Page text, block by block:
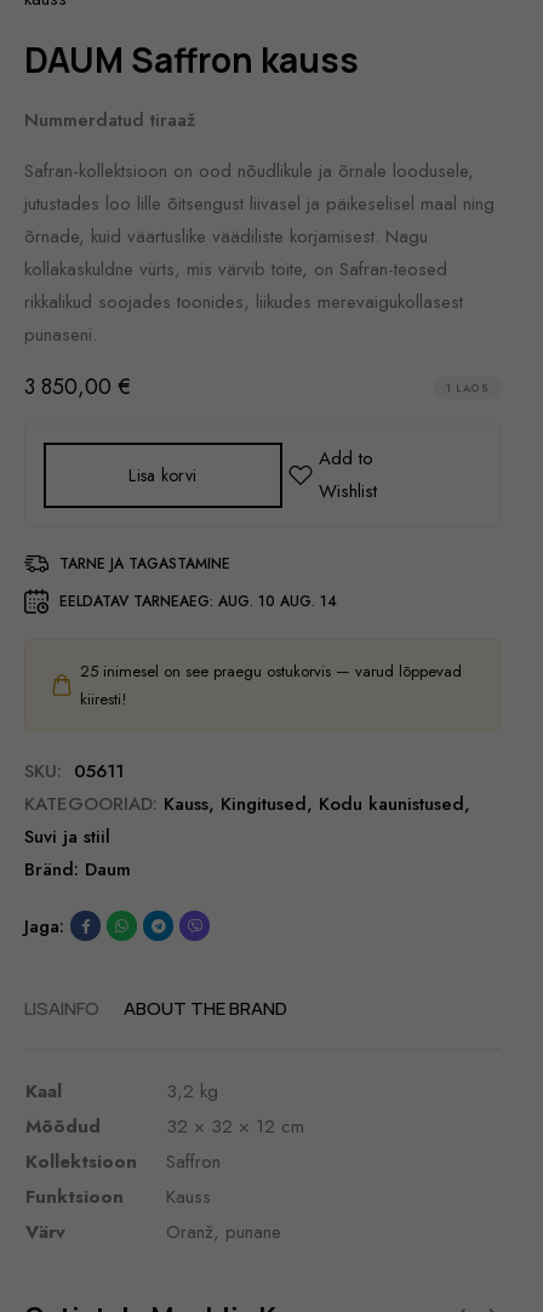
DAUM Saffron kauss
Nummerdatud tiraaž
Safran-kollektsioon on ood nõudlikule ja õrnale loodusele,
jutustades loo lille õitsengust liivasel ja päikeselisel maal ning
õrnade, kuid väärtuslike väädiliste korjamisest. Nagu
kollakaskuldne vürts, mis värvib toite, on Safran-teosed
rikkalikud soojades toonides, liikudes merevaigukollasest
punaseni.
3 850,00 € 1 LAOS
Lisa korvi
TARNE JA TAGASTAMINE
EELDATAV TARNEAEG: AUG. 10 AUG. 14
25 inimesel on see praegu ostukorvis — varud lõppevad
kiiresti!
SKU: 05611
KATEGOORIAD: Kauss, Kingitused, Kodu kaunistused,
Suvi ja stiil
Bränd: Daum
Jaga:
LISAINFO ABOUT THE BRAND
Kaal
3,2 kg
Mõõdud
32 × 32 × 12 cm
Kollektsioon
Saffron
Funktsioon
Kauss
Värv
Oranž, punane